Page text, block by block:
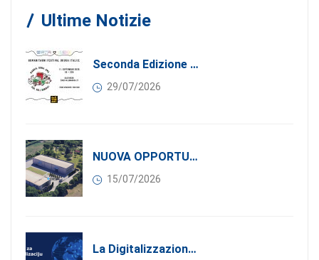
Ultime Notizie
Seconda Edizione Di MANGIA. DONA. AMA: Quando La Gastronomia Incontra La Solidarietà, 11 Settembre 2026
29/07/2026
NUOVA OPPORTUNITÀ DI BUSINESS PER I SOCI DI CONFINDUSTRIA SERBIA: Affitasi Un Moderno Capannone Industriale A Pančevo – 1.200 M² Nella Zona Industriale
15/07/2026
La Digitalizzazione Come Motore Dell’internazionalizzazione